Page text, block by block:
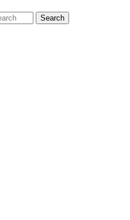
Search